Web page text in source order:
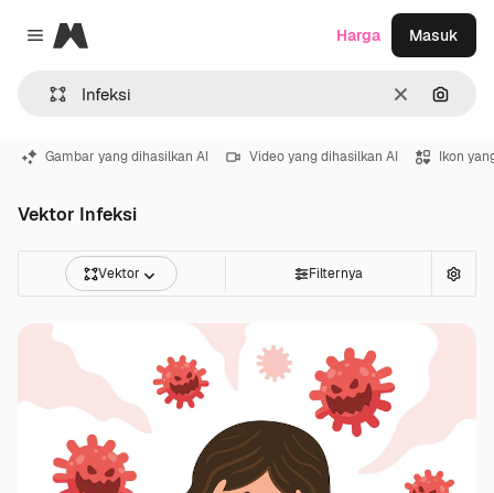
Close menu
Magnific
Jernih
Harga Masuk
Gambar yang dihasilkan AI Video yang dihasilkan AI Ikon
Vektor Infeksi
Vektor Filternya